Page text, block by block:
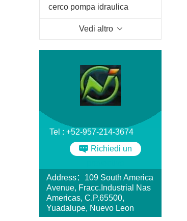
per spaccalegna
cerco pompa idraulica
Vedi altro
Tel : +52-957-214-3674
Richiedi un
Address：109 South America
Avenue, Fracc.Industrial Nas
Americas, C.P.65500,
Yuadalupe, Nuevo Leon